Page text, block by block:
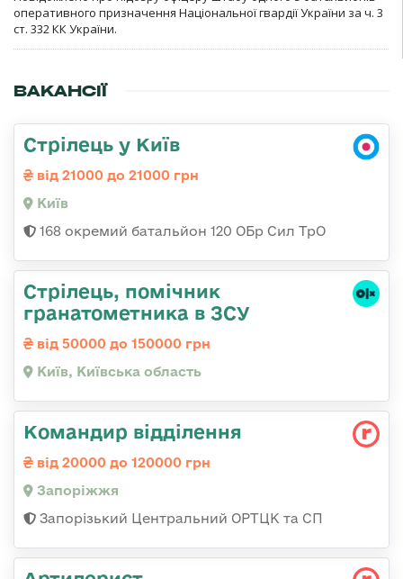
оперативного призначення Національної гвардії України за ч. 3
ст. 332 КК України.
ВАКАНСІЇ
Стрілець у Київ
від 21000 до 21000 грн
Київ
168 окремий батальйон 120 ОБр Cил ТрО
Стрілець, помічник
гранатометника в ЗСУ
від 50000 до 150000 грн
Київ, Київська область
Командир відділення
від 20000 до 120000 грн
Запоріжжя
Запорізький Центральний ОРТЦК та СП